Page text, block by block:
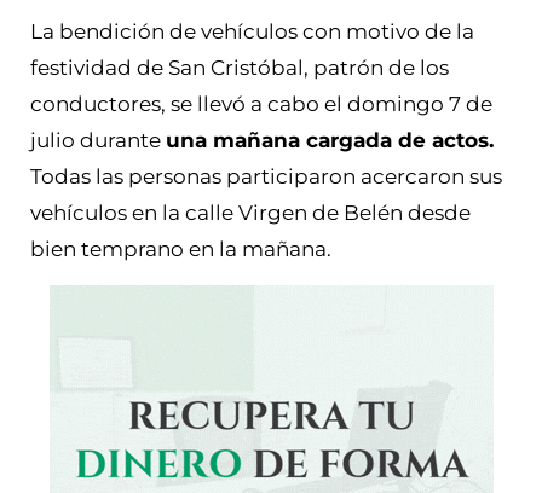
La bendición de vehículos con motivo de la
festividad de San Cristóbal, patrón de los
conductores, se llevó a cabo el domingo 7 de
julio durante una mañana cargada de actos.
Todas las personas participaron acercaron sus
vehículos en la calle Virgen de Belén desde
bien temprano en la mañana.